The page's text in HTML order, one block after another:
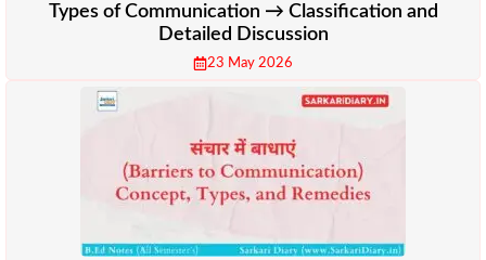
Types of Communication → Classification and
Detailed Discussion
23 May 2026